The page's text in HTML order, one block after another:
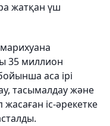
жатқан үш
35 миллион
аса ірі
тасымалдау және
іс-әрекетке